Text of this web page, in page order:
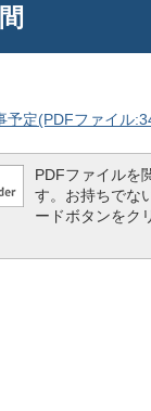
予定(PDFファイル
PDFファイルを
す。お持ちでな
ードボタンをク